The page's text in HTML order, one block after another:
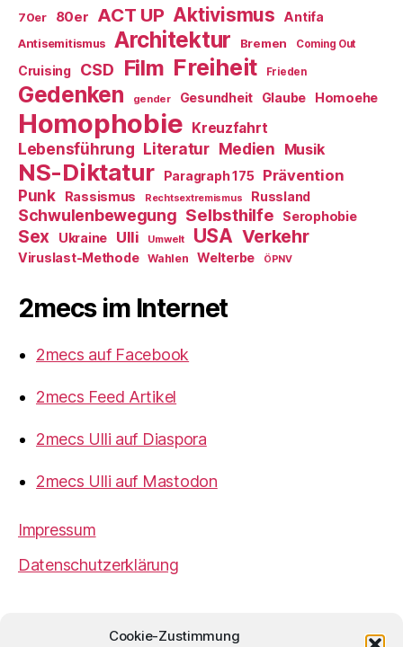
Cookie-Zustimmung
70er 80er ACT UP Aktivismus Antifa
Antisemitismus Architektur Bremen Coming Out
Cruising CSD Film Freiheit Frieden
Gedenken gender Gesundheit Glaube Homoehe
Homophobie Kreuzfahrt
Lebensführung Literatur Medien Musik
NS-Diktatur Paragraph 175
Prävention
Punk
Rassismus Rechtsextremismus Russland
Schwulenbewegung Selbsthilfe Serophobie
Sex Ukraine Ulli Umwelt USA Verkehr
Viruslast-Methode Wahlen Welterbe ÖPNV
2mecs im Internet
2mecs auf Facebook
2mecs Feed Artikel
2mecs Ulli auf Diaspora
2mecs Ulli auf Mastodon
Impressum
Datenschutzerklärung
Ulrich Würdemannist sofern nicht